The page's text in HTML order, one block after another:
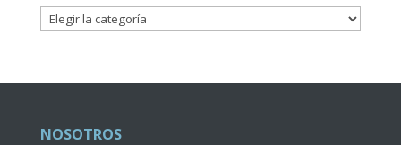
Categorías
NOSOTROS